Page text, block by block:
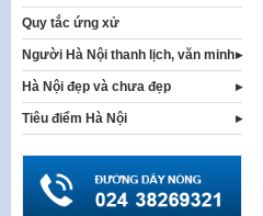
Quy tắc ứng xử
Người Hà Nội thanh lịch, văn minh
Hà Nội đẹp và chưa đẹp
Tiêu điểm Hà Nội